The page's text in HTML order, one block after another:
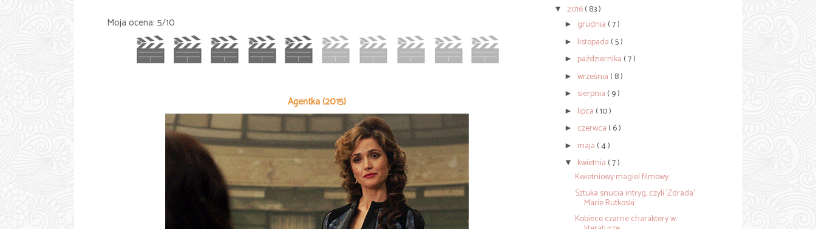
Moja ocena: 5/10
Agentka (2015)
▼ 2016( 83 )
► grudnia ( 7 )
► listopada ( 5 )
► października ( 7 )
► września ( 8 )
► sierpnia ( 9 )
► lipca ( 10 )
► czerwca ( 6 )
► maja ( 4 )
▼ kwietnia ( 7 )
Kwietniowy magiel filmowy
Sztuka snucia intryg, czyli 'Zdrada'
Marie Rutkoski
Kobiece czarne charaktery w